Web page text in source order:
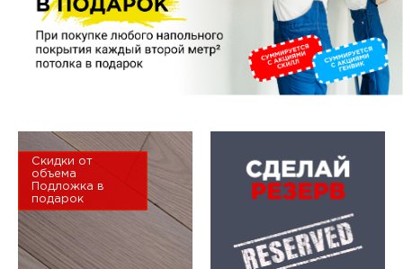
Скидки от
объема
Подложка в
подарок